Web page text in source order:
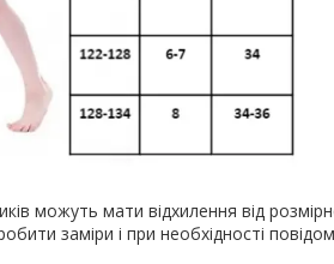
можуть мати відхилення від
заміри і при необхідності